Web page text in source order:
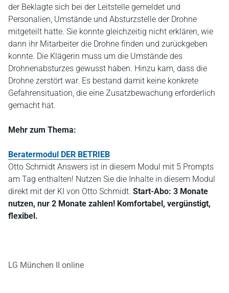
der Beklagte sich bei der Leitstelle gemeldet und
Personalien, Umstände und Absturzstelle der Drohne
mitgeteilt hatte. Sie konnte gleichzeitig nicht erklären, wie
dann ihr Mitarbeiter die Drohne finden und zurückgeben
konnte. Die Klägerin muss um die Umstände des
Drohnenabsturzes gewusst haben. Hinzu kam, dass die
Drohne zerstört war. Es bestand damit keine konkrete
Gefahrensituation, die eine Zusatzbewachung erforderlich
gemacht hat.
Mehr zum Thema:
Beratermodul DER BETRIEB
Otto Schmidt Answers ist in diesem Modul mit 5 Prompts
am Tag enthalten! Nutzen Sie die Inhalte in diesem Modul
direkt mit der KI von Otto Schmidt. Start-Abo: 3 Monate
nutzen, nur 2 Monate zahlen! Komfortabel, vergünstigt,
flexibel.
LG München II online